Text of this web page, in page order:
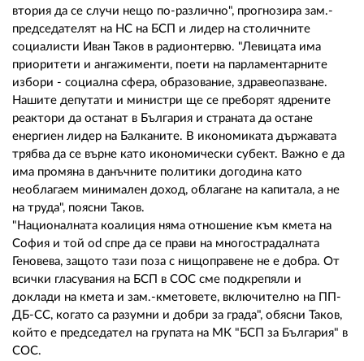
втория да се случи нещо по-различно", прогнозира зам.-
председателят на НС на БСП и лидер на столичните
социалисти Иван Таков в радионтервю. "Левицата има
приоритети и ангажименти, поети на парламентарните
избори - социална сфера, образование, здравеопазване.
Нашите депутати и министри ще се преборят ядрените
реактори да останат в България и страната да остане
енергиен лидер на Балканите. В икономиката държавата
трябва да се върне като икономически субект. Важно е да
има промяна в данъчните политики догодина като
необлагаем минимален доход, облагане на капитала, а не
на труда", поясни Таков.
"Националната коалиция няма отношение към кмета на
София и той od спре да се прави на многострадалната
Геновева, защото тази поза с нищоправене не е добра. От
всички гласувания на БСП в СОС сме подкрепяли и
доклади на кмета и зам.-кметовете, включително на ПП-
ДБ-СС, когато са разумни и добри за града", обясни Таков,
който е председател на групата на МК "БСП за България" в
СОС.